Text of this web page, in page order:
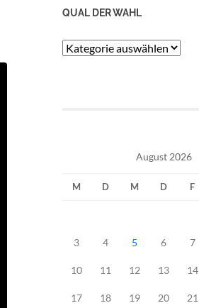
QUAL DER WAHL
Qual
August 2026
M D M D F
3 4 5 6 7
10 11 12 13 14
17 18 19 20 21